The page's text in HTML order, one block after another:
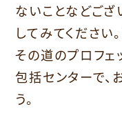
ないことなどござ
してみてください
その道のプロフェ
包括センターで、
う。